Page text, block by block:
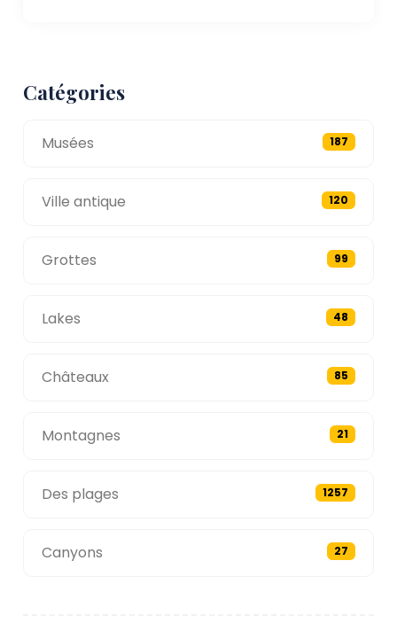
Catégories
Musées 187
Ville antique 120
Grottes 99
Lakes 48
Châteaux 85
Montagnes 21
Des plages 1257
Canyons 27